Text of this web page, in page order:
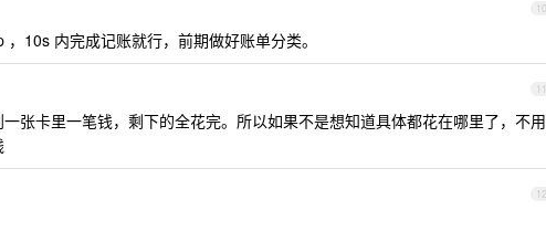
10
10s 内完成记账就行，前期做好账单分类。
11
张卡里一笔钱，剩下的全花完。所以如果不是想知道具体都花在哪里了，不用
12